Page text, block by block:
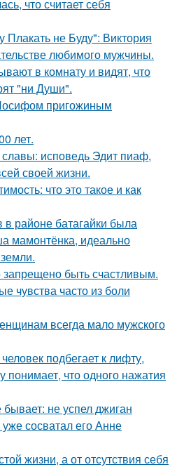
что считает себя
не Буду": Виктория
любимого мужчины.
в комнату и видят, что
"ни Души".
пригожиным
лет.
исповедь Эдит пиаф,
своей жизни.
что это такое и как
в районе батагайки была
мамонтёнка, идеально
запрещено быть счастливым.
чувства часто из боли
всегда мало мужского
подбегает к лифту,
понимает, что одного нажатия
не успел джиган
уже сосватал его Анне
жизни, а от отсутствия себя